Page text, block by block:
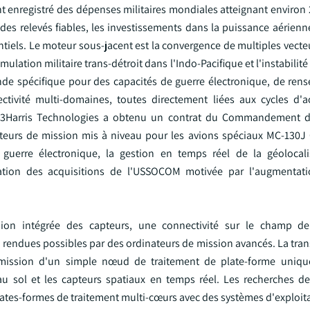
enregistré des dépenses militaires mondiales atteignant environ
relevés fiables, les investissements dans la puissance
Le moteur sous-jacent est la convergence de multiples
militaire trans-détroit dans l'Indo-Pacifique et
spécifique pour des capacités de guerre électronique, de
multi-domaines, toutes directement liées aux cycles
Technologies a obtenu un contrat du Commandement
de mission mis à niveau pour les avions spéciaux MC-
électronique, la gestion en temps réel de la
des acquisitions de l'USSOCOM motivée par
intégrée des capteurs, une connectivité sur le champ
possibles par des ordinateurs de mission avancés. La
d'un simple nœud de traitement de plate-forme
et les capteurs spatiaux en temps réel. Les recherches
formes de traitement multi-cœurs avec des systèmes